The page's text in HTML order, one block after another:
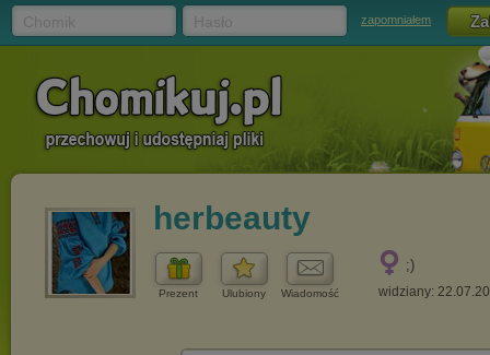
zapomniałem
herbeauty
Prezent Ulubiony Wiadomość
;)
widziany: